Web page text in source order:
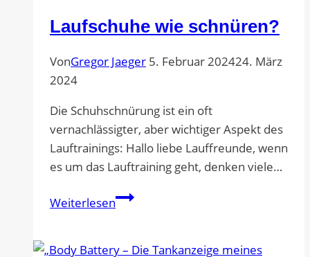
Laufschuhe wie schnüren?
VonGregor Jaeger 5. Februar 202424. März
2024
Die Schuhschnürung ist ein oft
vernachlässigter, aber wichtiger Aspekt des
Lauftrainings: Hallo liebe Lauffreunde, wenn
es um das Lauftraining geht, denken viele…
WeiterlesenLaufschuhe